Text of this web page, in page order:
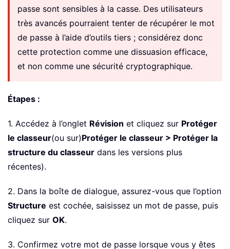
passe sont sensibles à la casse. Des utilisateurs
très avancés pourraient tenter de récupérer le mot
de passe à l’aide d’outils tiers ; considérez donc
cette protection comme une dissuasion efficace,
et non comme une sécurité cryptographique.
Étapes :
1. Accédez à l’onglet Révision et cliquez sur Protéger
le classeur(ou sur)Protéger le classeur > Protéger la
structure du classeur dans les versions plus
récentes).
2. Dans la boîte de dialogue, assurez-vous que l’option
Structure est cochée, saisissez un mot de passe, puis
cliquez sur OK.
3. Confirmez votre mot de passe lorsque vous y êtes